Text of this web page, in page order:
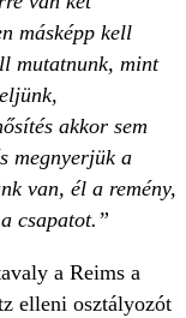
másképp kell
mutatnunk, mint
akkor sem
megnyerjük a
van, él a remény,
csapatot.”
a Reims a
elleni osztályozót